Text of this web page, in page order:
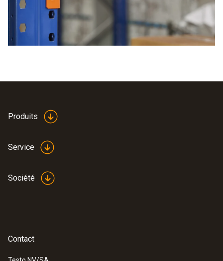
Produits
Service
Société
Contact